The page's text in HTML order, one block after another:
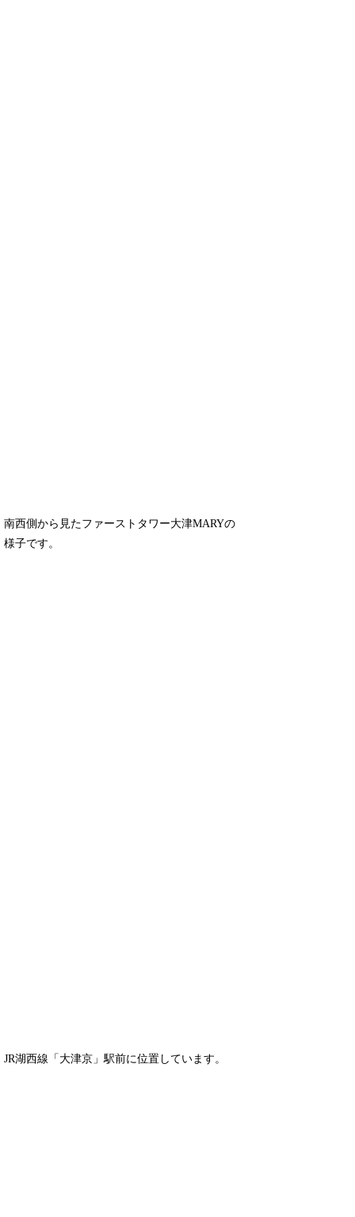
南西側から見たファーストタワー大津MARYの
様子です。
JR湖西線「大津京」駅前に位置しています。